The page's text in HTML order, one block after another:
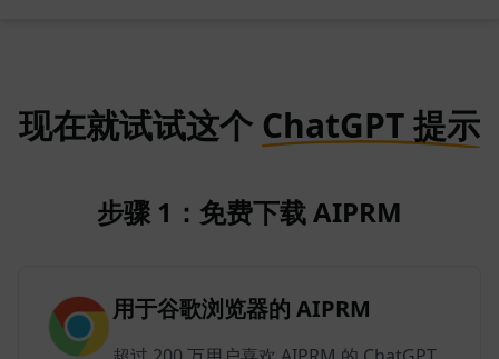
现在就试试这个 ChatGPT 提示
步骤 1：免费下载 AIPRM
用于谷歌浏览器的 AIPRM